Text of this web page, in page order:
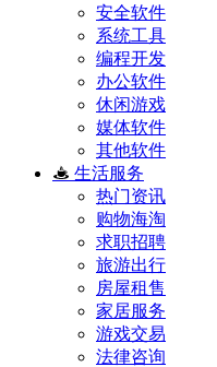
安全软件
系统工具
编程开发
办公软件
休闲游戏
媒体软件
其他软件
生活服务
热门资讯
购物海淘
求职招聘
旅游出行
房屋租售
家居服务
游戏交易
法律咨询